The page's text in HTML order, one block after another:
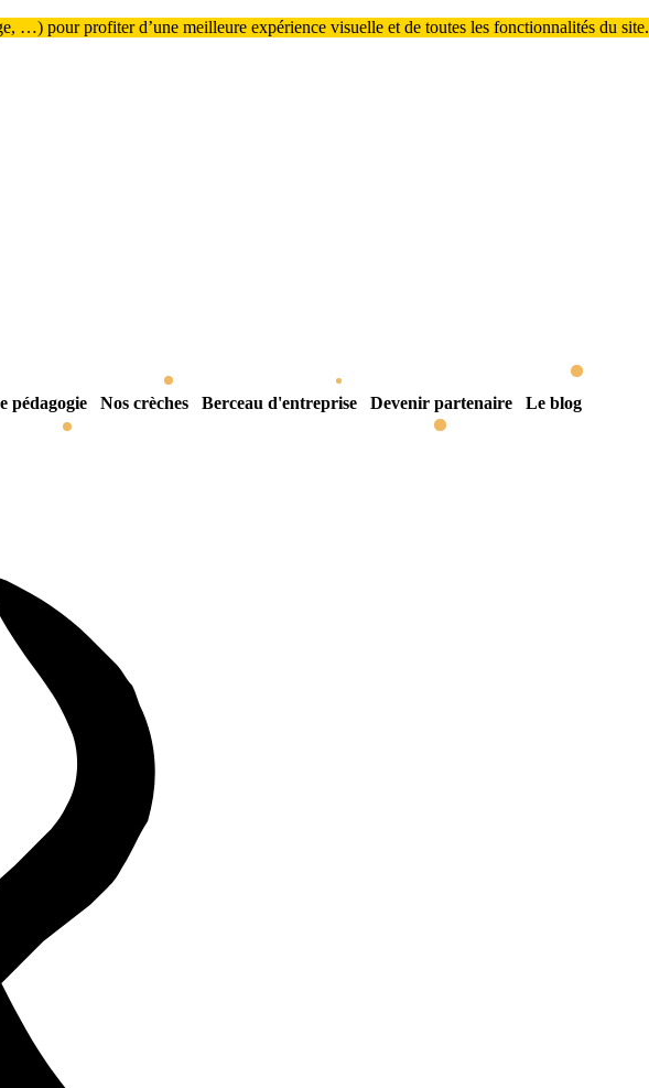
…) pour profiter d’une meilleure expérience visuelle et de toutes les fonctionnalités du site.
pédagogie Nos crèches Berceau d'entreprise Devenir partenaire
Le blog